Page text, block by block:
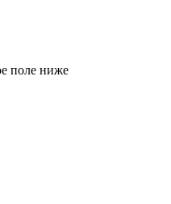
поле ниже